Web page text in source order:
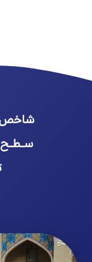
سـطـح